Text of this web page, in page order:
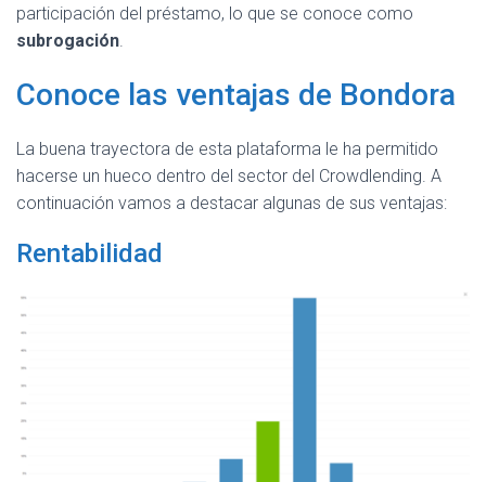
participación del préstamo, lo que se conoce como
subrogación.
Conoce las ventajas de Bondora
La buena trayectora de esta plataforma le ha permitido
hacerse un hueco dentro del sector del Crowdlending. A
continuación vamos a destacar algunas de sus ventajas:
Rentabilidad